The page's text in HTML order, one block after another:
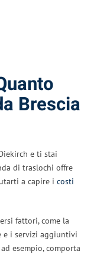
Brescia
e ti stai
di traslochi offre
a capire i costi
fattori, come la
e i servizi aggiuntivi
esempio, comporta